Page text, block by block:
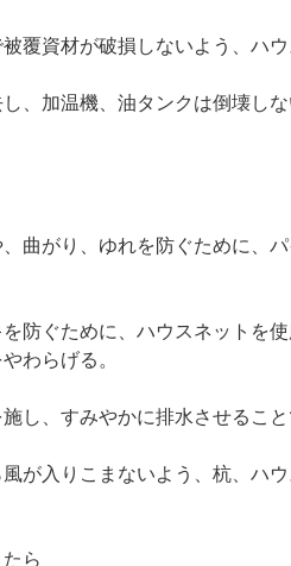
覆資材が破損しないよう、ハ
、加温機、油タンクは倒壊し
曲がり、ゆれを防ぐために、
防ぐために、ハウスネットを
わらげる。
し、すみやかに排水させるこ
が入りこまないよう、杭、ハ
ら